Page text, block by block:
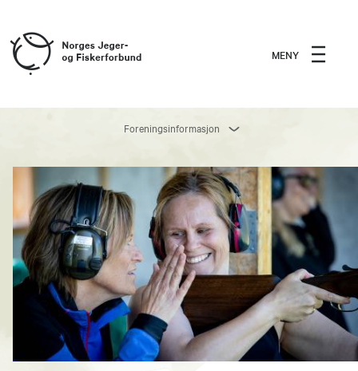
MENY
Foreningsinformasjon